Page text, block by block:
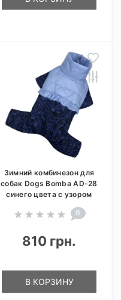
Зимний комбинезон для
собак Dogs Bomba AD-28
синего цвета с узором
0
810 грн.
В КОРЗИНУ